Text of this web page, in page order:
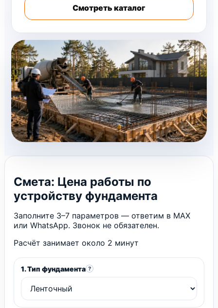
Смотреть каталог
Смета: Цена работы по
устройству фундамента
Заполните 3–7 параметров — ответим в MAX
или WhatsApp. Звонок не обязателен.
Расчёт занимает около 2 минут
1. Тип фундамента ?